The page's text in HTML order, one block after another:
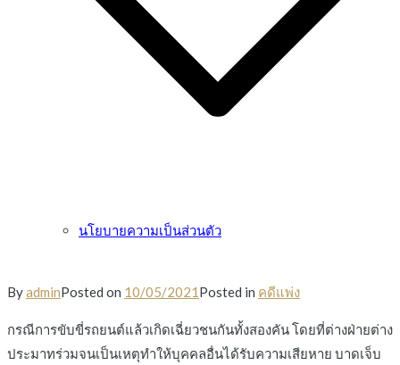
นโยบายความเป็นส่วนตัว
ByadminPosted on 10/05/2021Posted in คดีแพ่ง
กรณีการขับขี่รถยนต์แล้วเกิดเฉี่ยวชนกันทั้งสองคัน โดยที่ต่างฝ่ายต่าง
ประมาทร่วมจนเป็นเหตุทำให้บุคคลอื่นได้รับความเสียหาย บาดเจ็บ